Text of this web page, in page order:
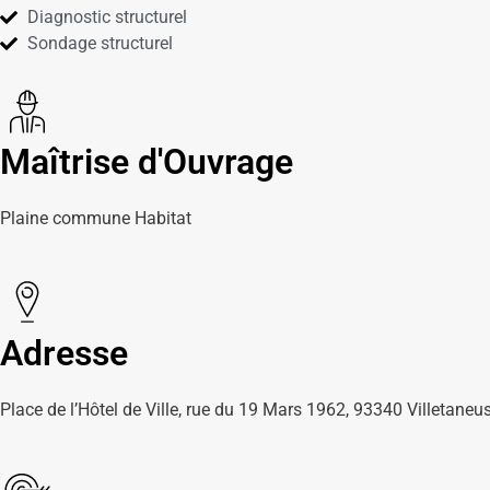
Diagnostic structurel
Sondage structurel
Maîtrise d'Ouvrage
Plaine commune Habitat
Adresse
Place de l’Hôtel de Ville, rue du 19 Mars 1962, 93340